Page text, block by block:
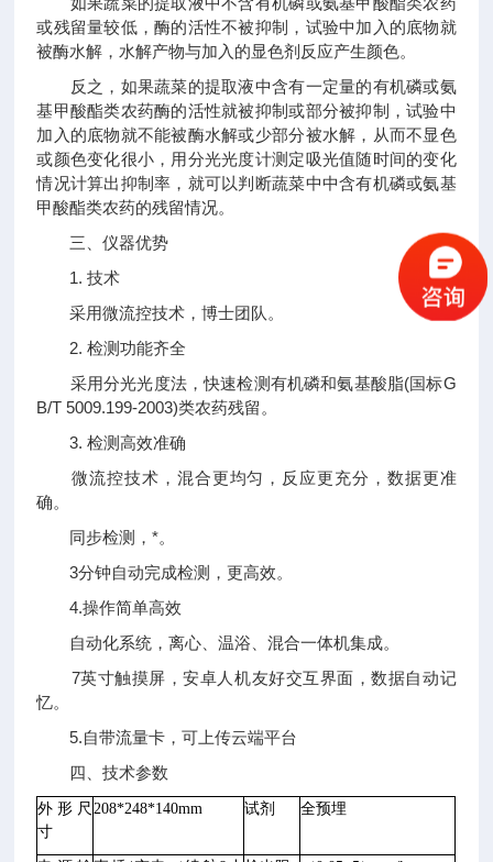
或残留量较低，酶的活性不被抑制，试验中加入的底物就
被酶水解，水解产物与加入的显色剂反应产生颜色。
反之，如果蔬菜的提取液中含有一定量的有机磷或氨
基甲酸酯类农药酶的活性就被抑制或部分被抑制，试验中
加入的底物就不能被酶水解或少部分被水解，从而不显色
或颜色变化很小，用分光光度计测定吸光值随时间的变化
情况计算出抑制率，就可以判断蔬菜中中含有机磷或氨基
甲酸酯类农药的残留情况。
三、仪器优势
1. 技术
采用微流控技术，博士团队。
2. 检测功能齐全
采用分光光度法，快速检测有机磷和氨基酸脂(国标G
B/T 5009.199-2003)类农药残留。
3. 检测高效准确
微流控技术，混合更均匀，反应更充分，数据更准
确。
同步检测，*。
3分钟自动完成检测，更高效。
4.操作简单高效
自动化系统，离心、温浴、混合一体机集成。
7英寸触摸屏，安卓人机友好交互界面，数据自动记
忆。
5.自带流量卡，可上传云端平台
四、技术参数
外形尺
寸
208*248*140mm 试剂 全预埋